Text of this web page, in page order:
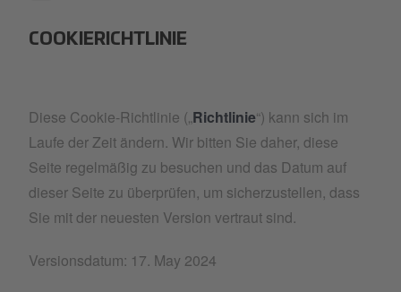
COOKIERICHTLINIE
Diese Cookie-Richtlinie („Richtlinie“) kann sich im
Laufe der Zeit ändern. Wir bitten Sie daher, diese
Seite regelmäßig zu besuchen und das Datum auf
dieser Seite zu überprüfen, um sicherzustellen, dass
Sie mit der neuesten Version vertraut sind.
Versionsdatum: 17. May 2024